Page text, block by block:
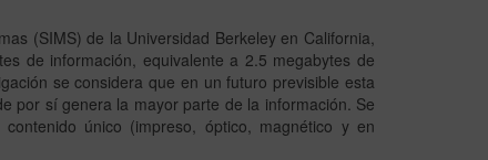
(SIMS) de la Universidad Berkeley en California,
de información, equivalente a 2.5 megabytes de
se considera que en un futuro previsible esta
por sí genera la mayor parte de la información. Se
único (impreso, óptico, magnético y en